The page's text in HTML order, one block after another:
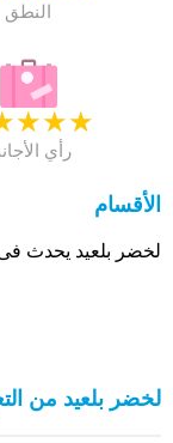
النطق
★
★
★
رأي
الأقسام
لخضر بلعيد يحدث فى
لخضر بلعيد من